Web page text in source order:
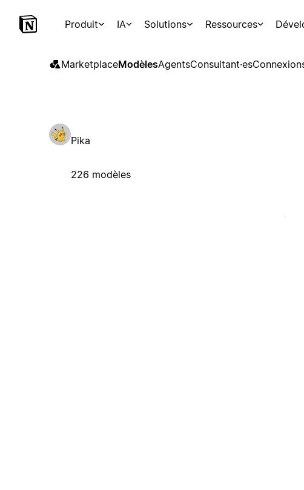
Produit IA Solutions Ressources
MarketplaceModèlesAgentsConsultant·es
Pika
226 modèles